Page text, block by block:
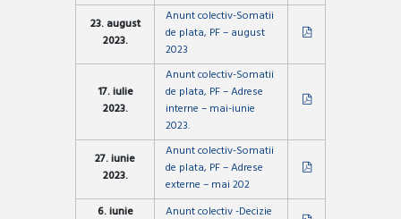
23. august
2023.
Anunt colectiv-Somatii
de plata, PF – august
2023
17. iulie
2023.
Anunt colectiv-Somatii
de plata, PF – Adrese
interne – mai-iunie
2023.
27. iunie
2023.
Anunt colectiv-Somatii
de plata, PF – Adrese
externe – mai 202
6. iunie
Anunt colectiv -Decizie